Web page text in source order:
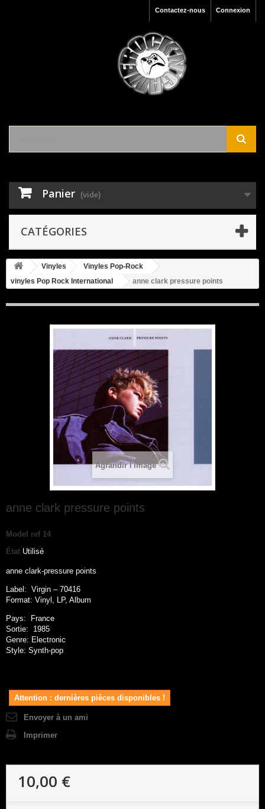
Connexion
Contactez-nous
Panier (vide)
CATÉGORIES
Vinyles
Vinyles Pop-Rock
vinyles Pop Rock International
anne clark pressure points
Agrandir l'image
anne clark pressure points
Model ref 14
État Utilisé
anne clark-pressure points
Label: Virgin ‎– 70416
Format: Vinyl, LP, Album
Pays: France
Sortie: 1985
Genre: Electronic
Style: Synth-pop
Attention : dernières pièces disponibles !
Envoyer à un ami
Imprimer
10,00 €